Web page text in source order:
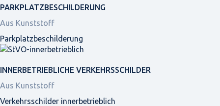
PARKPLATZ­BESCHILDERUNG
Aus Kunststoff
Parkplatz­beschilderung
INNER­BETRIEBLICHE VERKEHRS­SCHILDER
Aus Kunststoff
Verkehrsschilder innerbetrieblich